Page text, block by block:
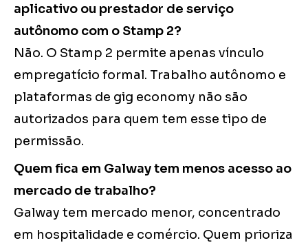
aplicativo ou prestador de serviço
autônomo com o Stamp 2?
Não. O Stamp 2 permite apenas vínculo
empregatício formal. Trabalho autônomo e
plataformas de gig economy não são
autorizados para quem tem esse tipo de
permissão.
Quem fica em Galway tem menos acesso ao
mercado de trabalho?
Galway tem mercado menor, concentrado
em hospitalidade e comércio. Quem prioriza